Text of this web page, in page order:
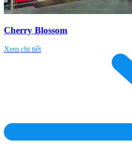
Cherry Blossom
Xem chi tiết